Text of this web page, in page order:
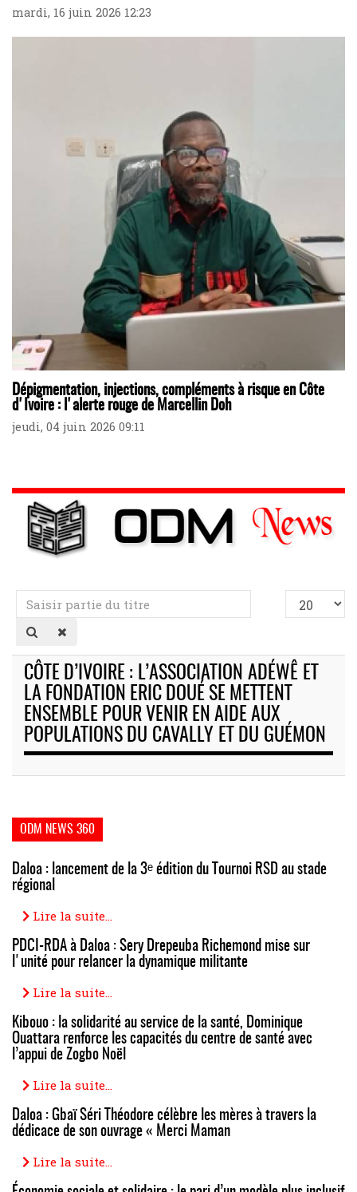
mardi, 16 juin 2026 12:23
Dépigmentation, injections, compléments à risque en Côte
d'Ivoire : l'alerte rouge de Marcellin Doh
jeudi, 04 juin 2026 09:11
Saisir
partie
du
titre
Afficher
#
CÔTE D’IVOIRE : L’ASSOCIATION ADÉWÊ ET
LA FONDATION ERIC DOUÉ SE METTENT
ENSEMBLE POUR VENIR EN AIDE AUX
POPULATIONS DU CAVALLY ET DU GUÉMON
ODM NEWS 360
Daloa : lancement de la 3ᵉ édition du Tournoi RSD au stade
régional
Lire la suite...
PDCI-RDA à Daloa : Sery Drepeuba Richemond mise sur
l'unité pour relancer la dynamique militante
Lire la suite...
Kibouo : la solidarité au service de la santé, Dominique
Ouattara renforce les capacités du centre de santé avec
l’appui de Zogbo Noël
Lire la suite...
Daloa : Gbaï Séri Théodore célèbre les mères à travers la
dédicace de son ouvrage « Merci Maman
Lire la suite...